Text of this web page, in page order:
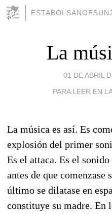
La
01 DE ABRIL
PARA LEER EN
La música es así. Es
explosión del primer
Es el attaca. Es el
antes de que comenzase
último se dilatase en
constituye su madre. En